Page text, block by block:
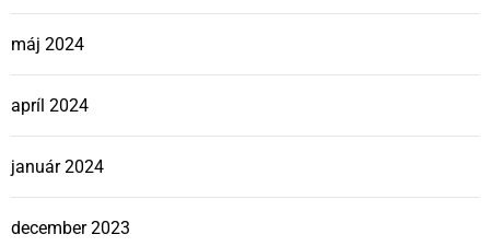
máj 2024
apríl 2024
január 2024
december 2023